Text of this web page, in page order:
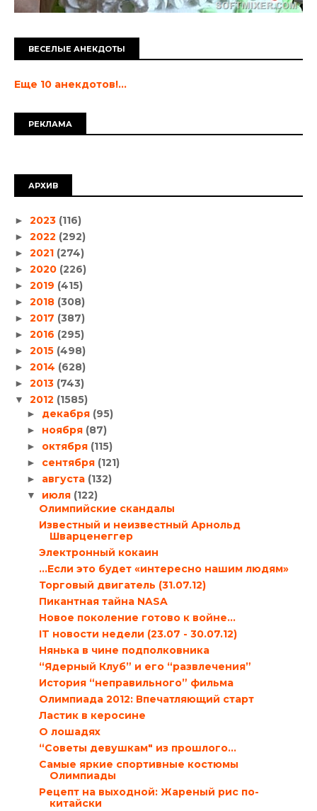
ВЕСЕЛЫЕ АНЕКДОТЫ
Еще 10 анекдотов!...
РЕКЛАМА
АРХИВ
► 2023 (116)
► 2022 (292)
► 2021 (274)
► 2020 (226)
► 2019 (415)
► 2018 (308)
► 2017 (387)
► 2016 (295)
► 2015 (498)
► 2014 (628)
► 2013 (743)
▼ 2012 (1585)
► декабря (95)
► ноября (87)
► октября (115)
► сентября (121)
► августа (132)
▼ июля (122)
Олимпийские скандалы
Известный и неизвестный Арнольд
Шварценеггер
Электронный кокаин
…Если это будет «интересно нашим людям»
Торговый двигатель (31.07.12)
Пикантная тайна NASA
Новое поколение готово к войне…
IT новости недели (23.07 - 30.07.12)
Нянька в чине подполковника
“Ядерный Клуб” и его “развлечения”
История “неправильного” фильма
Олимпиада 2012: Впечатляющий старт
Ластик в керосине
О лошадях
“Советы девушкам" из прошлого…
Самые яркие спортивные костюмы
Олимпиады
Рецепт на выходной: Жареный рис по-
китайски